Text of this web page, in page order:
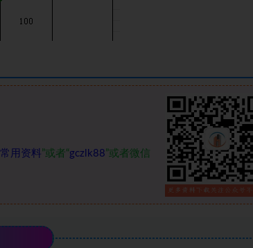
用资料”或者“gczlk88”或者微信